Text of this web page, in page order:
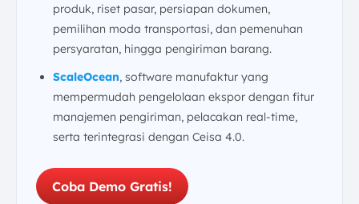
produk, riset pasar, persiapan dokumen,
pemilihan moda transportasi, dan pemenuhan
persyaratan, hingga pengiriman barang.
ScaleOcean, software manufaktur yang
mempermudah pengelolaan ekspor dengan fitur
manajemen pengiriman, pelacakan real-time,
serta terintegrasi dengan Ceisa 4.0.
Coba Demo Gratis!